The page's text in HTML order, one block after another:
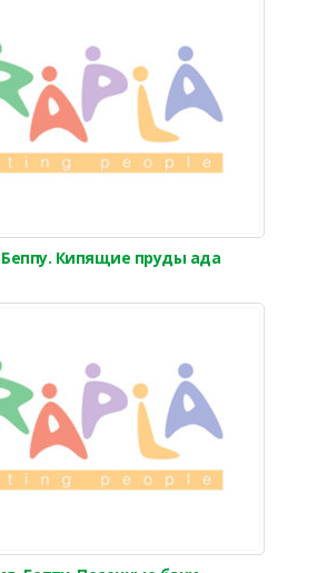
Кипящие пруды ада